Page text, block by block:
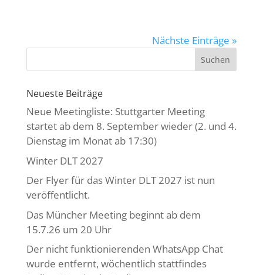
Nächste Einträge »
Neueste Beiträge
Neue Meetingliste: Stuttgarter Meeting
startet ab dem 8. September wieder (2. und 4.
Dienstag im Monat ab 17:30)
Winter DLT 2027
Der Flyer für das Winter DLT 2027 ist nun
veröffentlicht.
Das Müncher Meeting beginnt ab dem
15.7.26 um 20 Uhr
Der nicht funktionierenden WhatsApp Chat
wurde entfernt, wöchentlich stattfindes